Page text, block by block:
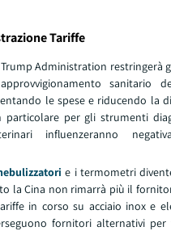
Tariffe
Administration restringerà
sanitario
le spese e riducendo la
per gli strumenti
influenzeranno
e i termometri
la Cina non rimarrà più il
in corso su acciaio inox e
fornitori alternativi per